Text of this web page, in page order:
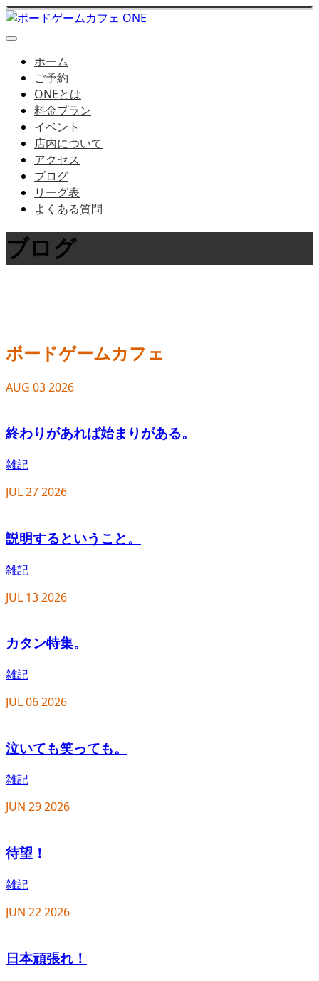
ホーム
ご予約
ONEとは
料金プラン
イベント
店内について
アクセス
ブログ
リーグ表
よくある質問
ブログ
ボードゲームカフェ
AUG 032026
終わりがあれば始まりがある。
雑記
JUL272026
説明するということ。
雑記
JUL 132026
カタン特集。
雑記
JUL062026
泣いても笑っても。
雑記
JUN 292026
待望！
雑記
JUN 222026
日本頑張れ！